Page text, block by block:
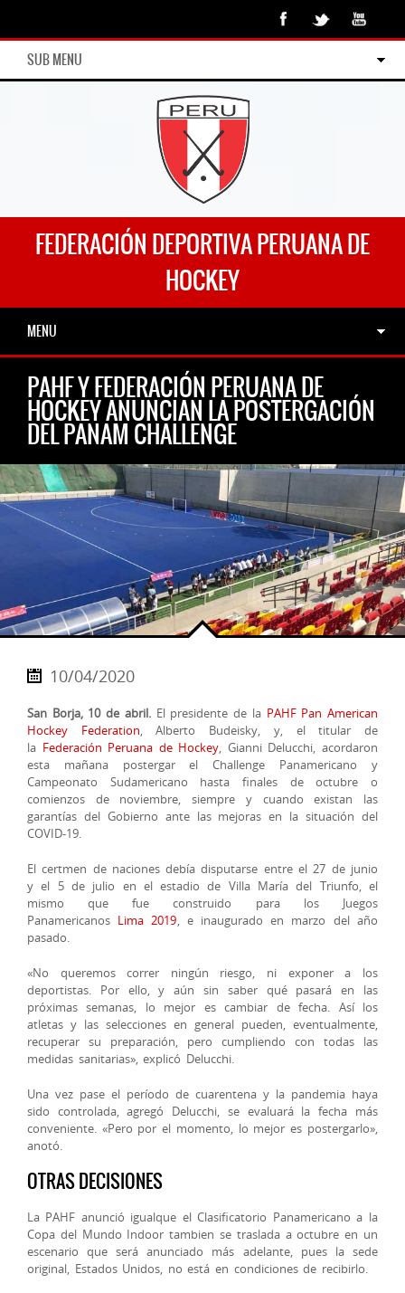
SUB MENU
FEDERACIÓN DEPORTIVA PERUANA DE
HOCKEY
MENU
PAHF Y FEDERACIÓN PERUANA DE
HOCKEY ANUNCIAN LA POSTERGACIÓN
DEL PANAM CHALLENGE
10/04/2020
San Borja, 10 de abril.El presidente de la PAHF Pan American
Hockey Federation, Alberto Budeisky, y, el titular de
la Federación Peruana de Hockey, Gianni Delucchi, acordaron
esta mañana postergar el Challenge Panamericano y
Campeonato Sudamericano hasta finales de octubre o
comienzos de noviembre, siempre y cuando existan las
garantías del Gobierno ante las mejoras en la situación del
COVID-19.
El certmen de naciones debía disputarse entre el 27 de junio
y el 5 de julio en el estadio de Villa María del Triunfo, el
mismo que fue construido para los Juegos
Panamericanos Lima 2019, e inaugurado en marzo del año
pasado.
«No queremos correr ningún riesgo, ni exponer a los
deportistas. Por ello, y aún sin saber qué pasará en las
próximas semanas, lo mejor es cambiar de fecha. Así los
atletas y las selecciones en general pueden, eventualmente,
recuperar su preparación, pero cumpliendo con todas las
medidas sanitarias», explicó Delucchi.
Una vez pase el período de cuarentena y la pandemia haya
sido controlada, agregó Delucchi, se evaluará la fecha más
conveniente. «Pero por el momento, lo mejor es postergarlo»,
anotó.
OTRAS DECISIONES
La PAHF anunció igualque el Clasificatorio Panamericano a la
Copa del Mundo Indoor tambien se traslada a octubre en un
escenario que será anunciado más adelante, pues la sede
original, Estados Unidos, no está en condiciones de recibirlo.